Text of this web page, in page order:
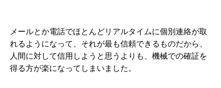
メールとか電話でほとんどリアルタイムに個別連絡が取
れるようになって、それが最も信頼できるものだから、
人間に対して信用しようと思うよりも、機械での確証を
得る方が楽になってしまいました。